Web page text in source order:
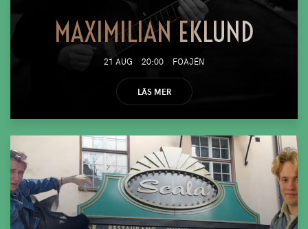
MAXIMILIAN EKLUND
21 AUG 20:00 FOAJÉN
LÄS MER